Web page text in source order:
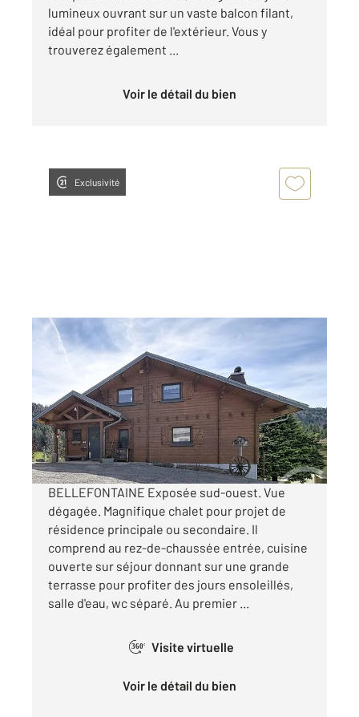
lumineux ouvrant sur un vaste balcon filant,
idéal pour profiter de l'extérieur. Vous y
trouverez également ...
Voir le détail du bien
Exclusivité
BELLEFONTAINE 39
119,82 m2, 7 pièces
Maison à vendre
395 000 €
Visiter le site dédié
BELLEFONTAINE Exposée sud-ouest. Vue
dégagée. Magnifique chalet pour projet de
résidence principale ou secondaire. Il
comprend au rez-de-chaussée entrée, cuisine
ouverte sur séjour donnant sur une grande
terrasse pour profiter des jours ensoleillés,
salle d'eau, wc séparé. Au premier ...
360° Visite virtuelle
Voir le détail du bien